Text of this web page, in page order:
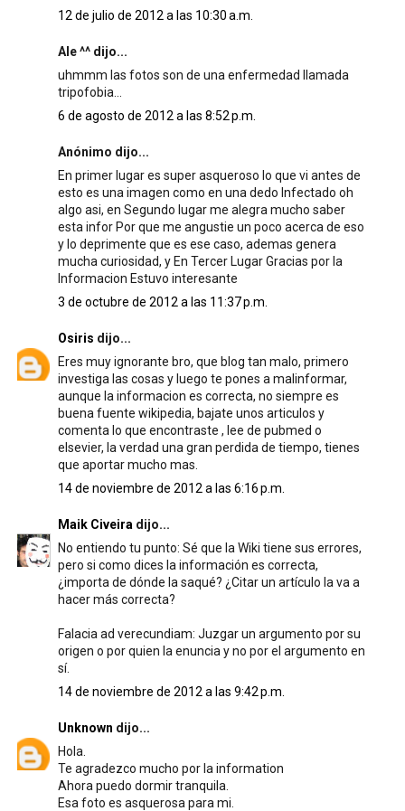
12 de julio de 2012 a las 10:30 a.m.
Ale ^^ dijo...
uhmmm las fotos son de una enfermedad llamada
tripofobia...
6 de agosto de 2012 a las 8:52 p.m.
Anónimo dijo...
En primer lugar es super asqueroso lo que vi antes de
esto es una imagen como en una dedo Infectado oh
algo asi, en Segundo lugar me alegra mucho saber
esta infor Por que me angustie un poco acerca de eso
y lo deprimente que es ese caso, ademas genera
mucha curiosidad, y En Tercer Lugar Gracias por la
Informacion Estuvo interesante
3 de octubre de 2012 a las 11:37 p.m.
Osiris dijo...
Eres muy ignorante bro, que blog tan malo, primero
investiga las cosas y luego te pones a malinformar,
aunque la informacion es correcta, no siempre es
buena fuente wikipedia, bajate unos articulos y
comenta lo que encontraste , lee de pubmed o
elsevier, la verdad una gran perdida de tiempo, tienes
que aportar mucho mas.
14 de noviembre de 2012 a las 6:16 p.m.
Maik Civeira dijo...
No entiendo tu punto: Sé que la Wiki tiene sus errores,
pero si como dices la información es correcta,
¿importa de dónde la saqué? ¿Citar un artículo la va a
hacer más correcta?
Falacia ad verecundiam: Juzgar un argumento por su
origen o por quien la enuncia y no por el argumento en
sí.
14 de noviembre de 2012 a las 9:42 p.m.
Unknown dijo...
Hola.
Te agradezco mucho por la information
Ahora puedo dormir tranquila.
Esa foto es asquerosa para mi.